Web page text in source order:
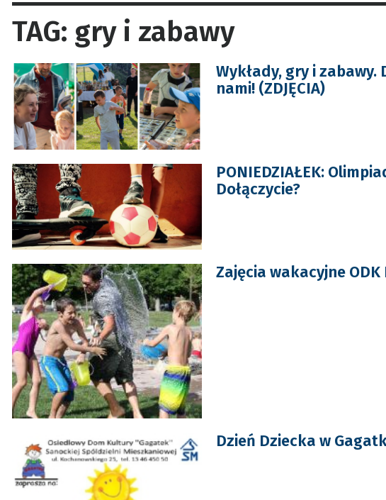
TAG: gry i zabawy
Wykłady, gry i zabawy.
nami! (ZDJĘCIA)
PONIEDZIAŁEK:
Dołączycie?
Zajęcia wakacyjne
Dzień Dziecka w